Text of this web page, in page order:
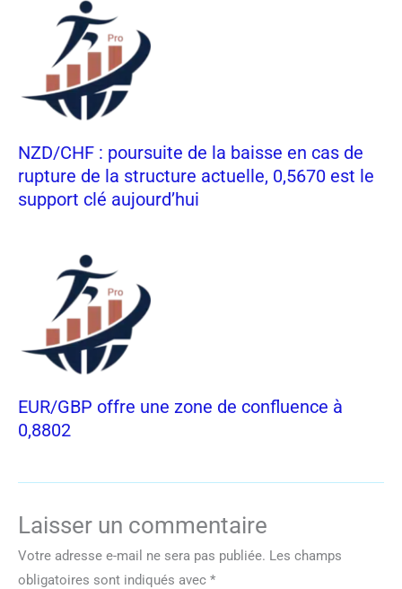
NZD/CHF : poursuite de la baisse en cas de
rupture de la structure actuelle, 0,5670 est le
support clé aujourd’hui
EUR/GBP offre une zone de confluence à
0,8802
Laisser un commentaire
Votre adresse e-mail ne sera pas publiée. Les champs
obligatoires sont indiqués avec *